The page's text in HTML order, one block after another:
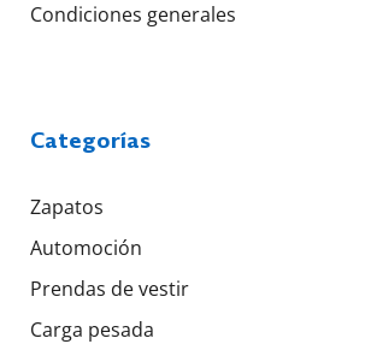
Condiciones generales
Categorías
Zapatos
Automoción
Prendas de vestir
Carga pesada